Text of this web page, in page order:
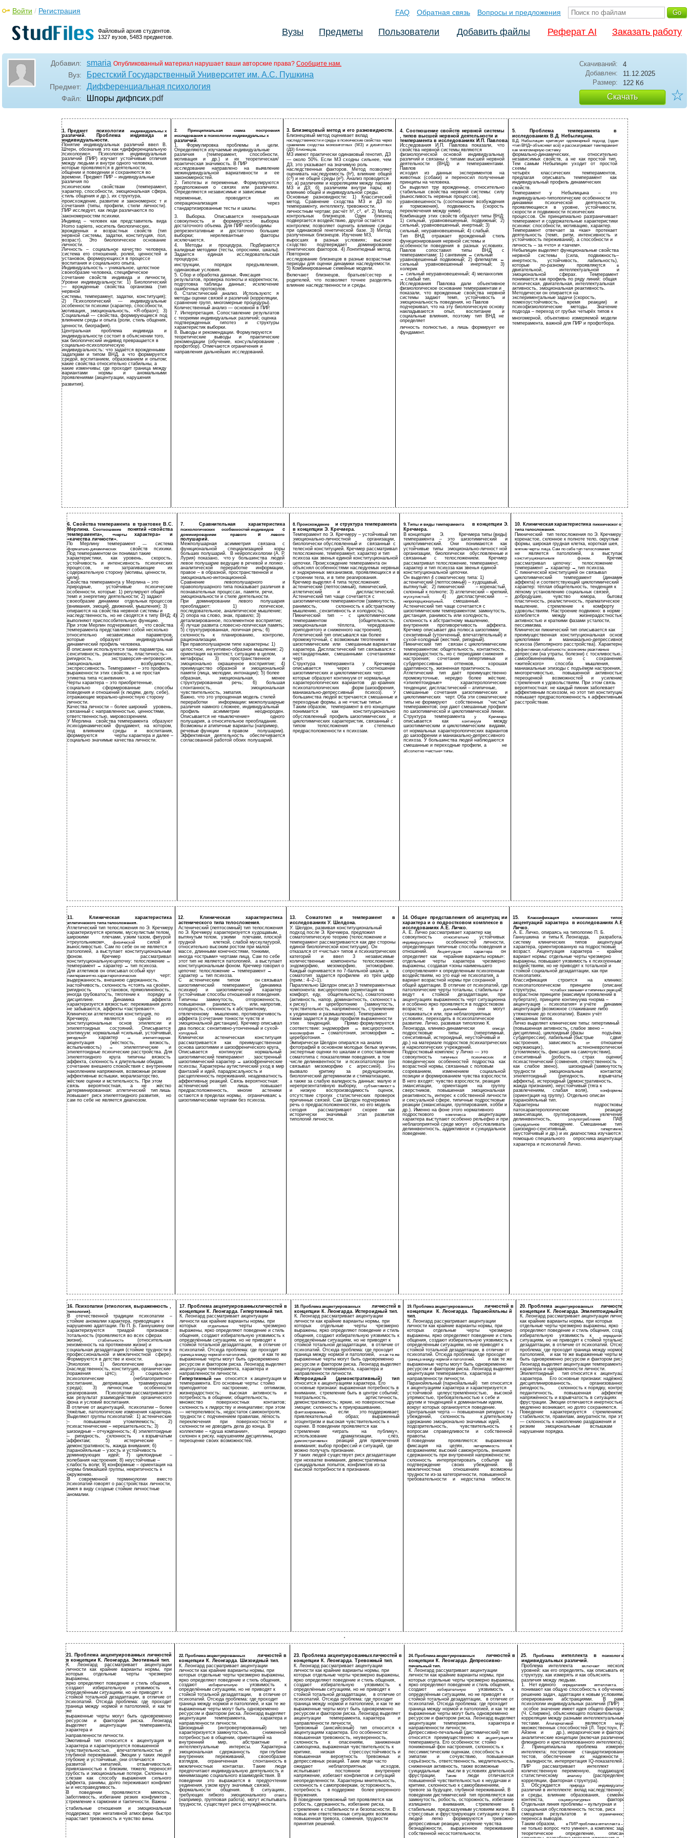
Файловый архив студентов.
1327 вузов, 5483 предметов.
Войти / Регистрация FAQ Обратная связь Вопросы и предложения
Вузы Предметы Пользователи Добавить файлы Реферат AI Заказать работу
Добавил: smaria Опубликованный материал нарушает ваши авторские права? Сообщите нам.
Вуз: Брестский Государственный Университет им. А.С. Пушкина
Предмет: Дифференциальная психология
Файл: Шпоры дифпсих.pdf
Скачиваний:
4
Добавлен:
11.12.2025
Размер:
122 Кб
Скачать ☆
1. Предмет психологии индивидуальны х
различий. Проблема индивида
и
индивидуальности.
Понятие индивидуальных различий ввел В.
Штерн, обозначив это как «дифференциальную
психологию». Психология индивидуальных
различий (ПИР) изучает устойчивые отличия
между людьми и внутри одного человека,
которые проявляются в деятельности,
общении и поведении и сохраняются во
времени. Предмет ПИР – индивидуальные
различия по
психическим свойствам (темперамент,
характер, способности, эмоциональная сфера,
стиль общения и др.), их структура,
происхождение, развитие и закономернос т и
сочетания (типы, профили, стили личности).
ПИР исследует, как люди различаются по
закономерностям психики.
Индивид – человек как представитель вида
Homo sapiens, носитель биологических,
врожденных и возрастных свойств (тип
нервной системы, задатки, конституция, пол,
возраст). Это биологическое основание
личности.
Личность – социальное качество человека,
система его отношений, ролей, ценностей и
установок, формирующихся в процессе
воспитания и социального опыта.
Индивидуальность – уникальное, целостное
своеобразие человека, специфическое
сочетание свойств индивида и личности.
Уровни индивидуальности: 1) Биологический
— врожденные свойства организма (тип
нервной
системы, темперамент, задатки, конституция);
2) Психологический — индивидуальные
особенности психики (характер, способности,
мотивация, эмоциональность, «Я-образ»); 3)
Социальный — свойства, формирующиеся под
влиянием среды и опыта (роли, стиль общения,
ценности, биография).
Центральная проблема индивида и
индивидуальности состоит в объяснении того,
как биологический индивид превращается в
социально-психологическую
индивидуальность: что задаётся врожденными
задатками и типом ВНД, а что формируется
средой, воспитанием, образованием и опытом;
какие свойства относительно стабильны, а
какие изменчивы; где проходит граница между
вариантами нормы и аномальными
проявлениями (акцентуации, нарушения
развития).
2. Принципиальная схема построения
исследования в психологии индивидуальны х
различий.
1. Формулировка проблемы и цели.
Определяются изучаемые индивидуальные
различия (темперамент, способности,
мотивация и др.) и их теоретическая/
практическая значимость. В ПИР
исследование направлено на выявление
межиндивидуальной вариативности и ее
закономерностей.
2. Гипотезы и переменные. Формулируются
предположения о связях или различиях.
Определяются независимые и зависимые
переменные, проводится их
операционализация через
стандартизированные тесты и шкалы.
3. Выборка. Описывается генеральная
совокупность и формируется выборка
достаточного объема. Для ПИР необходимы
репрезентативные и достаточно большие
выборки; нерелевантные факторы
исключаются.
4. Методы и процедура. Подбираются
валидные методики (тесты, опросники, шкалы).
Задается единая исследовательская
процедура:
инструкции, порядок предъявления,
одинаковые условия.
5. Сбор и обработка данных. Фиксация
результатов, проверка полноты и корректности,
подготовка таблицы данных; исключение
ошибочных протоколов.
6. Статистический анализ. Используютс я
методы оценки связей и различий (корреляции,
сравнение групп, многомерные процедуры).
Количественный анализ — основной в ПИР.
7. Интерпретация. Сопоставление результатов
с теориями индивидуальных различий; оценка
подтвержденных гипотез и структуры
характеристик выборки.
8. Выводы и рекомендации. Формулируются
теоретические выводы и практические
рекомендации (обучение, консультирование ,
профотбор). Отмечаются ограничения и
направления дальнейших исследований.
3. Близнецовый метод и его разновидности.
Близнецовый метод оценивает вклад
наследственности и среды в психические свойства через
сравнение сходства монозиготных (МЗ) и дизиготных
(ДЗ) близнецов.
МЗ имеют практически одинаковый генотип, ДЗ
— около 50%. Если МЗ сходны сильнее, чем
ДЗ, это указывает на значимую роль
наследственных факторов. Метод позволяет
оценивать наследуемость (h²), влияние общей
(c²) и не общей среды (e²). Анализ проводится
по: а) различиям и корреляциям между парами
МЗ и ДЗ; б) различиям внутри пары; в)
влиянию общей и индивидуальной среды.
Основные разновидности: 1) Классический
метод. Сравнение сходства МЗ и ДЗ по
темпераменту, интеллекту, тревожности,
личностным чертам; расчёт h², c², e². 2) Метод
контрольных близнецов. Один близнец
подвергается воздействию, другой остаётся
контролем; позволяет оценить влияние среды
при одинаковой генетической базе. 3) Метод
разлученных близнецов. Изучение МЗ,
выросших в разных условиях; высокое
сходство подтверждает доминирование
генетических факторов. 4) Лонгитюдный метод.
Повторное
исследование близнецов в разные возрастные
периоды для оценки динамики наследуемости.
5) Комбинированные семейные модели.
Включают близнецов, братьев/сестер и
родителей, что позволяет точнее разделять
влияние наследственности и среды.
4. Соотношение свойств нервной системы
, типов высшей нервной деятельности и
темперамента в исследованиях И.П. Павлова.
Исследования И.П. Павлова показали, что
свойства нервной системы являются
физиологической основой индивидуальных
различий и связаны с типами высшей нервной
деятельности (ВНД) и темпераментами.
Павлов
исходил из данных экспериментов на
животных (собаки) и переносил полученные
принципы на человека.
Он выделил три врожденных, относительно
стабильных свойства нервной системы: силу
(выносливость нервных процессов),
уравновешенность (соотношение возбуждения
и торможения), подвижность (скорость
переключения между ними).
Комбинация этих свойств образует типы ВНД:
1) сильный, уравновешенный, подвижный; 2)
сильный, уравновешенный, инертный; 3)
сильный, неуравновешенный; 4) слабый.
Тип ВНД отражает врожденный стиль
функционирования нервной системы и
особенности поведения в разных условиях.
Павлов сопоставил типы ВНД с
темпераментами: 1) сангвиник ↔ сильный
уравновешенный подвижный; 2) флегматик ↔
сильный уравновешенный инертный; 3)
холерик
↔ сильный неуравновешенный; 4) меланхолик
↔ слабый тип.
Исследования Павлова дали объективное
физиологическое основание темпераментам и
показали, что врожденные свойства нервной
системы задают темп, устойчивость и
эмоциональность поведения, но Павлов
подчеркивал, что на эту биологическую основу
накладываются опыт, воспитание и
социальные влияния, поэтому тип ВНД не
определяет
личность полностью, а лишь формирует ее
фундамент.
5. Проблема темперамента в
исследованиях В.Д. Небылицина.
В.Д. Небылицин критикует одномерный подход (один
«тип ВНД» объясняет всё) и рассматривает темперамент
как многомерную систему
формально-динамических, относительно
независимых свойств, а не как простой тип.
Тем самым Небылицин уходит от простой
схемы
четырёх классических темпераментов,
предлагая описывать темперамент как
индивидуальный профиль динамических
свойств.
Темперамент у Небылицына – это
индивидуально-типологические особенности
динамики психической деятельности,
проявляющиеся в уровне, устойчивости,
скорости и подвижности психических
процессов. Он принципиально разграничивает
темперамент и содержательные характеристики
психики: способности, мотивацию, характер.
Темперамент отвечает за «как» протекает
деятельность (темп, ритм, интенсивность и
устойчивость переживаний), а способности и
личность – за «что» и «зачем».
Небылицин выделяет функциональные свойства
нервной
системы (сила,
подвижность–
инертность,
устойчивость,
лабильность),
которые
по-разному проявляются в
двигательной, интеллектуальной
и
эмоциональной
сферах.
Темперамент
понимается как профиль по ряду линий: общая
психическая, двигательная, интеллектуальная
активность, эмоциональная реактивность.
Методически он опирается на
экспериментальные задачи (скорость,
помехоустойчивость, время реакции) и
психофизиологические методы. Значение
подхода – переход от грубых четырёх типов к
многомерной, объективно измеряемой модели
темперамента, важной для ПИР и профотбора.
6. Свойства темперамента в трактовке В.С. 7. Сравнительная характеристика 8. Происхождение и структура темперамента 9. Типы и виды темперамента в концепции Э. 10. Клиническая характеристика пикническог о
Мерлина. Соотношение понятий «свойства психологических особенностей индивидов с в концепции Э. Кречмера. Кречмера. типа телосложения.
темперамента», «черты характера» и доминированием правого и левого Темперамент по Э. Кречмеру – устойчивый тип В концепции Э. Кречмера типы (виды) Пикнический
тип телосложения по Э. Кречмеру –
«качества личности».
полушарий. эмоционально-личностной организации, темперамента – это шизотимический и
коренастое, склонное к полноте тело, округлые
По
Мерлину темперамент — система Межполушарная асимметрия связана с биологически обусловленный и связанный с циклотимический. Они понимаются как формы, широкая грудная клетка, короткая шея,
формально-динамических свойств психики. функциональной специализацией коры телесной конституцией. Кречмер рассматривал устойчивые типы эмоционально-личност ной мягкие черты лица. Сам по себе тип телосложения
Под темпераментом он понимал такие больших полушарий. В нейропсихологии (А. Р. телосложение, темперамент, характер и тип организации, биологически обусловленные и не является патологией, а
выступает
характеристики,
как уровень, скорость, Лурия) показано, что у большинства людей психоза как звенья единой конституциональной связанные с телосложением. Кречмер конституциональным фоном.
Кречмер
устойчивость
и интенсивность психических левое полушарие ведущие в речевой и логико - цепочки. Происхождение темперамента он рассматривал телосложение, темперамент, рассматривал цепочку: телосложение
процессов, не затрагивающие их аналитической переработке информации, объяснял особенностями наследуемых нервных характер и тип психоза как звенья единой
темперамент → характер → тип психоза.
содержательную сторону (мотивы, ценности,
правое – в образной, пространственной и и эндокринных механизмов, проявляющихся и в конституциональной цепочки.
С пикнической конституцией он связывал
цели).
эмоционально-интонационной. строении тела, и в типе реагирования. Он выделял 4 соматических типа: 1) циклотимический темперамент
(динамика
Свойства темперамента у Мерлина – это
Сравнение левополушарного и Кречмер выделял 4 типа телосложения: астенический (лептосомный) – худощавый,
аффекта) и соответствующий циклотимический
природные,
устойчивые психические правополушарного типа показывает различия в астенический (лептосомный), пикнический, вытянутый; 2) пикнический – коренастый,
характер: тёплая общительность, тенденция к
особенности, которые: 1) регулируют общий
познавательных процессах, памяти, речи, атлетический и диспластический. склонный к полноте; 3) атлетический – крепкий,
лёгкому установлению социальных связей,
темп и энергетику деятельности; 2) задают
эмоциональности и стиле деятельности. Астенический тип чаще сочетается с мускулистый; 4) диспластический – добродушие, чувство юмора,
бытовая
своеобразие
динамики отдельных процессов При доминировании левого полушария шизотимическим темпераментом (замкнутость, непропорциональный, смешанный.
пластичность, реалистичность, прагматическое
(внимания, эмоций, движений, мышления); 3)
преобладают: 1) логическое, ранимость, склонность к абстрактному Астенический тип чаще сочетается с мышление, стремление к комфорту
опираются на свойства нервной системы и
последовательное, аналитическое мышление; мышлению, сензитивность и холодность). шизотимическим темпераментом: замкнутость,
удовольствиям. Настроение подвижно: в норме
наследственность, но не сводятся к типу ВНД; 4)
2) опора на слово, знак, правило; 3) Пикнический тип – с циклотимическим дистанция, ранимость или холодность, колеблется между
жизнерадостностью,
выполняют приспособительную функцию.
детализированное, поэлементное восприятие; темпераментом (общительность, склонность к абстрактному мышлению,
активностью и краткими фазами усталости,
При этом Мерлин подчеркивает,
что свойства 4) лучше развита словесно-логическая память; эмоциональная тёплота, чередование внутренняя противоречивость аффекта.
пессимизма.
темперамента представляют собой несколько
5) структурированная, логичная речь; 6) приподнятого и сниженного настроения). Кречмер описывает два полюса шизотимии:
Клинически пикнический тип описывается как
относительно
независимых параметров, склонность к планированию, контролю, Атлетический тип описывался как более сензитивный (утонченный, впечатлительный) и преимущественная конституциональная
основа
которые
образуют индивидуальный рационализации. промежуточный, с возможным тяготением к сухой-холодный (жесткий, ригидный). циклотимии и
маниакально-депрессивного
динамический профиль человека.
При правополушарном типе характерны: 1) шизотимическим или смешанным вариантам Пикнический тип связан с циклотимическим
психоза (биполярного расстройства). Характерна
В описании используются такие параметры, как
целостное, интуитивно-образное мышление; 2) характера. Диспластический тип связывался с темпераментом: общительность, контактность, аффективная лабильность: возможны реактивные
сенситивность, реактивность, пластичность– ориентация на контекст, ситуацию в целом, нестандартными, смешанными сочетаниями жизнерадостность, но с периодами снижения
депрессии (на утраты, болезни) с тоскливостью,
ригидность,
экстраверсия–интроверсия, метафоры; 3) пространственное и черт. настроения; сочетание гипертимных и самообвинениями, но с
сохранением
эмоциональная
возбудимость, эмоционально окрашенное восприятие; 4) Структура темперамента у Кречмера субдепрессивных оттенков, хорошая «житейского» способа мышления,
экспрессивность. Темперамент – это профиль
преимущество образной и эмоциональной описывается через соотношение адаптивность, жизненная практичность.
маниакальные эпизоды с подъёмом настроения,
выраженности этих свойств, а не простая
памяти (лица, мелодии, интонации); 5) более шизотимических и циклотимических черт, Атлетический тип даёт преимущественно многоречивостью, повышенной
активностью,
этикетка типа «сангвиник».
образная, эмоциональная, менее которые образуют континуум от нормальных промежуточные, нередко более жёсткие, переоценкой возможностей и
усилением
Черты характера – это приобретенные,
структурированная речь; 6) большая характерологических вариантов до крайних «эпилептоидные» характерологические
стремления к удовольствиям. При этом связь
социально
сформированные способы спонтанность, эмоциональная психопатологических форм (шизофрения, тенденции; диспластический – атипичные,
вероятностная: не каждый пикник заболевает
поведения и отношений (к людям, делу, себе),
чувствительность, эмпатия. маниакально-депрессивный психоз). У смешанные сочетания шизотимических и
аффективным психозом, но этот тип конституции
отражающие морально-ценностную сторону
Важно, что это упрощенная модель стилей большинства людей встречаются смешанные и циклотимических черт. Оба эти соматические
повышает предрасположенность к аффективным
личности.
переработки информации: межполушарные переходные формы, а не «чистые типы». типы не формируют собственных “чистых”
расстройствам.
Качества личности – более широкий
уровень, различия намного сложнее, индивидуальный Таким образом, темперамент в его концепции
темпераментов; они дают смешанные профили
связанный с направленностью, ценностями,
профиль асимметрии неоднороден. понимается как конституционально
по шизотимической и циклотимической линии.
ответственностью, мировоззрением.
Описывается не «выключение» одного обусловленный профиль шизотимических и Структура темперамента у Кречмера
У Мерлина свойства темперамента образуют полушария, а относительное преобладание. циклотимических характеристик, связанный с описывается как континуум
между
психодинамический
фундамент, на котором, Возможны и атипичные варианты (например, типом телосложения и степенью шизотимическим и циклотимическим
видами,
под
влиянием среды и воспитания, речевые функции в правом полушарии). предрасположенности к психозам.
от нормальных характерологических вариантов
формируются
черты характера и далее – Эффективная деятельность обеспечивается
до шизофрении и маниакально-депрессивного
социально значимые качества личности.
согласованной работой обоих полушарий.
психоза. У большинства людей наблюдаются
смешанные и переходные профили, а
не
абсолютно «чистые» типы.
11. Клиническая характеристика 12. Клиническая характеристика 13. Соматотип и темперамент в 14. Общие представления об акцентуац ии 15. Классификация клинических
типов
атлетического типа телосложения.
астенического типа телосложения. исследованиях У. Шелдона. характера и о подростковом комплексе в акцентуаций характера
в исследованиях А.Е.
Атлетический тип телосложения по Э. Кречмеру
Астенический (лептосомный) тип телосложения У. Шелдон, развивая конституциональный исследованиях А.Е. Личко.
Личко.
характеризуется крепким, мускулистым телом,
по Э. Кречмеру характеризуется худощавым, подход после Э. Кречмера, предложил А. Е. Личко рассматривает характер как
А. Е. Личко, опираясь на типологию П. Б.
широкими
плечами, узким тазом, фигурой вытянутым телом, узкими плечами, плоской соматотипическую теорию (телосложение и совокупность относительно устойчивых Ганнушкина и типы К. Леонгарда,
разработал
«треугольником»,
физической силой и грудной клеткой, слабой мускулатурой, темперамент рассматриваются как две стороны индивидуальных особенностей личности, систему клинических типов
акцентуаций
выносливостью. Сам по себе он не является
относительно высоким ростом при малой единой биологической конституции). Он определяющих типичные способы поведения и
характера, ориентированную на подростковый
патологией,
а выступает конституциональным массе, длинными конечностями, тонкими, отказался от «чистых» типов и психиатрических отношений. Акцентуации характера он возраст. Акцентуация характера –
крайний
фоном.
Кречмер рассматривал иногда «острыми» чертами лица. Сам по себе категорий и ввел 3 независимые определяет как «крайние варианты нормы»:
вариант нормы: отдельные черты чрезмерно
конституциональнуюцепочку: телосложение → этот тип не является патологией, а выступает количественные компоненты телосложения: отдельные черты характера чрезмерно
выражены, повышают уязвимость к психогенным
темперамент → характер → тип психоза.
конституциональным фоном. Кречмер говорил о эндоморфию, мезоморфию, эктоморфию. выражены, создавая «зоны наименьшего
воздействиям, но не приводят к тотальной и
Для атлетиков он описывал особый круг
цепочке: телосложение → темперамент → Каждый оценивается по 7-балльной шкале, а сопротивления» к определенным психогенным стойкой социальной дезадаптации, как при
темпераментно-характерологических черт: характер → тип психоза. соматотип задается профилем из трёх цифр воздействиям, но это ещё не психопатия, а
психопатиях.
выдержанность, внешнюю сдержанность,
С астеническим типом он связывал (прим.: 4–2–1). вариант возрастной нормы при сохранной Классификация строится на
клинико -
настойчивость, склонность «стоять на своём», шизотимический темперамент (динамика Параллельно Шелдон описал 3 темпераментных общей адаптации. В отличие от психопатий, где психопатологическом принципе
(описание
ригидность
установок, прямолинейность, психики) и шизотимический характер компонента: висцеротонию (ориентация на патологические черты тотальны, стабильны и структуры, «слабых звеньев» и типичных реакций),
иногда грубоватость, тяготение к порядку и (устойчивые способы отношений и поведения. комфорт, еду, общительность), соматотонию ведут к стойкой дезадаптации, при
возрастном принципе (максимум проявлений в
дисциплине.
Динамика аффекта Типичны замкнутость, отгороженность, (активность, напор, доминантность, склонност ь акцентуациях выраженность черт ситуационна
пубертате), принципе континуума «норма –
характеризуется вязкостью: переживания долго
повышенная ранимость или, напротив, к риску) и церебротонию (замкнутость, и особенно ярко проявляется в подростковом акцентуация – психопатия» и учёте
динамики
не забываются, аффекты «застревают».
холодность, склонность к абстрактному, чувствительность, напряжённость, стремление возрасте; в дальнейшем они могут
акцентуаций (возможное сглаживание либо
Клинически атлетическая конституция, по
отвлеченному мышлению, противоречивость к уединению и размышлению). Темперамент сглаживаться или, при неблагоприятных
утяжеление до психопатии). Важен учёт
Кречмеру,
является одной из аффекта (сочетание тонкости чувств и также задается в виде профиля выраженности условиях, переходить в психопатическое
смешанных типов.
конституциональных
основ эпилепсии и эмоциональной дистанции). Кречмер описывал этих тенденций. Прямо формулируется развитие. Личко, развивая типологию К.
Личко выделяет клинические типы: гипертимный
эпилептоидных
состояний. Описывается два полюса: сензитивно-утонченный и сухой- соответствие: эндоморфия ↔ висцеротония, Леонгарда, клинико-динамически описал
(повышенная активность, слабое звено –
континуум: нормальный «сильный, устойчивый,
холодный. мезоморфия ↔ соматотония, эктоморфия ↔ подростковые типы (гипертимный, дисциплина), циклоидный (фазы подъёма и
ригидный» характер → эпилептоидная Клинически астеническая конституция церебротония. сенситивный, истероидный, неустойчивый и субдепрессии), лабильный (быстрые
сдвиги
акцентуация
(жёсткость, вязкость, рассматривается как преимущественная Эмпирически Шелдон опирался на анализ др.) на материале подростков психиатрических настроения, зависимость от
отношения
вспыльчивость)
→ эпилептические и основа шизотимии и шизофренического круга. фотографий в основном молодых белых мужчин, и наркологических учреждений. окружающих),
астеноневротический
эпилептоидные психические расстройства. Для
Описывается континуум: нормальный экспертные оценки по шкалам и сопоставление Подростковый комплекс у Личко — это
(утомляемость, фиксация на самочувствии),
эпилептоидного
круга типичны вязкость шизотимический темперамент → заостренный соматотипа с показателями поведения, в том совокупность типичных психических и сенситивный (робость, страх
оценки),
аффекта, склонность к длительным обидам,
шизотимический характер → шизофренические числе делинквентности и психопатологии (он поведенческих особенностей подростка как
психастенический (сомнения, ответственность
сочетание внешнего спокойствия с внутренним
психозы. Характерны аутистический уход в мир связывал мезоморфию с агрессией). Это возрастной нормы, связанных с половым как слабое звено),
шизоидный (замкнутость,
накоплением напряжения, возможные резкие
фантазий и идей, парадоксальность и вызвало критику за редукционизм, созреванием, изменением социальной трудности эмоциональных
контактов),
аффективные вспышки, морализаторство,
расщепленность переживаний, неадекватность биологический детерминизм и стигматизацию, позиции и формированием чувства взрослости. эпилептоидный (ригидность,
взрывчатые
жёсткие оценки и мстительность. При этом
аффективных реакций. Связь вероятностная: а также за слабую валидность данных: малую и В него входят: чувство взрослости, реакция
аффекты), истероидный (демонстративность,
связь
вероятностная, а не жёстко астенический тип лишь повышает нерепрезентативную выборку, субъективност ь эмансипации, ориентация на группу
жажда признания), неустойчивый (тяга к
детерминированная:
атлетический тип лишь предрасположенность, многие астеники и низкую воспроизводимость оценок, сверстников, повышенная эмоциональная развлечениям, слабая воля), конформный
повышает риск эпилептоидного развития, но остаются в пределах нормы, ограничиваяс ь отсутствие строгих статистических проверок реактивность, интерес к собственной личности
(ориентация на группу). Отдельно описан
сам по себе не является диагнозом.
шизотимическими чертами без психоза. причинных связей. Сам Шелдон подчеркивал и сексуальной сфере, типичные подростковые
паранойяльный тип.
речь о предрасположенностях, но его модель
реакции (эмансипации, группирования, хобби и Характерны
подростковые
сегодня
рассматривают скорее как др.). Именно на фоне этого нормативного патохарактерологические
реакции:
исторически
значимый этап развития подросткового комплекса акцентуации эмансипации, группирования,
увлечений,
типологий личности.
характера выступают особенно рельефно и при делинквентность, злоупотребление
ПАВ,
неблагоприятной среде могут
обусловливать суицидальное поведение. Смешанные
типы
делинквентность, аддиктивное и суицидальное
(шизоидно-сенситивный, гипертимно -
поведение.
неустойчивый и др.) и их диагностика изучаются с
помощью специального
опросника акцентуаций
характера и психопатий Личко.
16. Психопатии (этиология, выраженность , 17. Проблема акцентуированныхличностей в 18. Проблема акцентуированных личностей в 19. Проблема акцентуированных личностей в 20. Проблема акцентуированных личностей
типология).
концепции К. Леонгарда. Гипертимный тип. концепции К. Леонгарда. Истероидный тип. концепции К. Леонгарда. Паранойяльны й концепции К. Леонгарда. Эпилептоидныйтип.
В
отечественной традиции психопатии – К. Леонгард рассматривает акцентуации К. Леонгард рассматривает акцентуации тип.
К. Леонгард рассматривает акцентуации личности
стойкие аномалии характера, приводящие к
личности как крайние варианты нормы, при личности как крайние варианты нормы, при К. Леонгард рассматривает акцентуации
как крайние варианты нормы, при которых
нарушению адаптации. По П. Б. Ганнушкину они
которых отдельные черты чрезмерно которых отдельные черты чрезмерно личности как крайние варианты нормы, при
отдельные черты чрезмерно выражены, ярко
характеризуются
триадой признаков : выражены, ярко определяют поведение и стиль выражены, ярко определяют поведение и стиль которых отдельные черты чрезмерно
определяют поведение и стиль общения, создают
тотальность (проявляются во всех сферах
общения, создают избирательную уязвимость к общения, создают избирательную уязвимость к выражены, ярко определяют поведение и стиль избирательную уязвимость к определённым
жизни), стабильность (относительная определённым ситуациям, но не приводят к определённым ситуациям, но не приводят к общения, создают избирательную уязвимость к
ситуациям, но не приводят к стойкой тотальной
неизменность на протяжении жизни) и
стойкой тотальной дезадаптации, в отличие от стойкой тотальной дезадаптации, в отличие от определённым ситуациям, но не приводят к
дезадаптации, в отличие от психопатий. Отсюда
социальная дезадаптация (стойкие трудности в
психопатий. Отсюда проблема: где проходит психопатий. Отсюда проблема: где проходит стойкой тотальной дезадаптации, в отличие от
проблема: где проходит граница между нормой и
профессиональной
и межличностной сфере). граница между нормой и патологией, и как те же граница между нормой и патологией, и как те же психопатий. Отсюда проблема: где проходит патологией,
и как те же выраженные черты могут
Формируются в детстве и юности.
выраженные черты могут быть одновременно выраженные черты могут быть одновременно граница между нормой и патологией, и как те же
быть одновременно ресурсом и фактором риска.
Этиология:
1) биологические факторы ресурсом и фактором риска. Леонгард выделяет ресурсом и фактором риска. Леонгард выделяет выраженные черты могут быть одновременно
Леонгард выделяет акцентуации темперамента,
(наследственность, конституция, органические
акцентуации темперамента, характера и акцентуации темперамента, характера и ресурсом и фактором риска. Леонгард выделяет
характера и направленности личности.
поражения
ЦНС); 2) социально - направленности личности. направленности личности. акцентуации темперамента, характера и Эпилептоидный тип относится к
акцентуациям
психологические
(неблагоприятное Гипертимный тип относится к акцентуация м Истероидный (демонстративный) тип направленности личности. характера.
Его основные признаки: надёжность,
воспитание,
депривация, травмирующая темперамента. Его основные черты: стойко относится к акцентуациям характера. Его Паранойяльный (парнойальный) тип относится дисциплинированность,
организованность,
среда);
3) личностные особенности приподнятое настроение, оптимизм, основные признаки: выраженная потребность в к акцентуациям характера и характеризуется ригидность,
склонность к порядку, контролю,
реагирования.
Психопатии рассматриваются жизнерадостность; высокая активность и внимании, стремление быть в центре событий; устойчивой целеустремлённостью, высокой педантичность, повышенная
аффективная
как результат взаимодействия органического потребность в общении; общительность, театральность, артистичность, упрямостью, требовательностью к себе и
напряжённость и взрывчатость в ситуациях
фона и условий воспитания.
множество поверхностных контактов; демонстративность; яркие, но поверхностные другим и тенденцией к доминантным идеям,
фрустрации. Эмоции отличаются инертностью:
В отличие от акцентуаций,
психопатии – более склонность к лидерству и инициативе; при этом эмоции; склонность к приукрашиванию, вокруг которых организуется поведение.
медленно возникают, но долго сохраняются.
тяжёлые, патологические изменения характера.
— нетерпеливость, недостаток самоконтроля, фантазированию, если это поддерживает Центральная черта — повышенная ригиднос т ь Поведение характеризуется стремлением
Выделяют группы психопатий: 1) астенические трудности с подчинением правилам, лёгкость привлекательный образ; выраженный убеждений, склонность к длительному
стабильности, правилам, аккуратности, при этом
–
повышенная утомляемость; 2) переключения при поверхностности и эгоцентризм и высокая чувствительность к удержанию эмоционально значимых идей,
— склонность к накоплению раздражения и
психастенические – нерешительность; 3)
склонности не доводить дела до конца. В оценке. В поведении проявляется как подозрительность, чувствительность к резким эмоциональным вспышкам
шизоидные – отчужденность; 4) эпилептоидные
коллективе – «душа компании», нередко стремление «играть на публику», вопросам справедливости и собственной
нарушении порядка.
–
ригидность, склонность к взрывчатым склонен к риску, нарушениям дисциплины, использование драматизации, слёз,
правоты.
аффектам;
5) истерические – переоценке своих возможностей. демонстративных реакций для привлечения В поведении проявляются:
выраженная
демонстративность, жажда внимания; 6)
внимания; выбор профессий и ситуаций, где фиксация на целях, нетерпимость
к
паранойяльные – узость и устойчивость
можно получать признание.
возражениям; высокий самоконтроль, внешняя
доминирующих
идей; 7) циклоидные – У таких людей существует риск дезадаптации
сдержанность при внутренней напряжённости;
колебания настроения; 8) неустойчивые –
при нехватке внимания, демонстративных склонность интерпретировать события
как
слабость воли; 9) конформные – ориентация на
суицидальных попыток, конфликтов из-за подтверждение своих убеждений.
В
нормы ближайшей группы, некритичность к
высокой потребности в признании. межличностных отношениях
возможны
окружению.
трудности из-за категоричности, повышенной
В
современной терминологии вместо требовательности и недостатка
гибкости.
психопатий говорят о расстройствах личности,
имея в виду сходные стойкие личностные
аномалии.
21. Проблема акцентуированных личностей
в концепции К. Леонгарда. Эмотивный тип.
К. Леонгард рассматривает акцентуации
личности как крайние варианты нормы, при
которых отдельные черты чрезмерно
выражены,
ярко определяют поведение и стиль общения,
создают избирательную уязвимость к
определённым ситуациям, но не приводят к
стойкой тотальной дезадаптации, в отличие от
психопатий. Отсюда проблема: где проходит
граница между нормой и патологией, и как те
же
выраженные черты могут быть одновременно
ресурсом и фактором риска. Леонгард
выделяет акцентуации темперамента,
характера и
направленности личности.
Эмотивный тип относится к акцентуация м
характера и характеризуется повышенной
чувствительностью, впечатлительностью и
глубиной переживаний. Эмоции у таких людей
глубокие и устойчивые, они отличаются
развитой эмпатией, отзывчивостью,
привязанностью к близким, тяжело переносят
грубость и эмоциональные потери. Склонны к
слезам как способу выражения сильного
аффекта, ранимы, долго переживают конфликт
ы и несправедливость.
В поведении проявляются мягкость,
заботливость, избегание резких конфликтов ,
стремление к гармонии и тактичности. Важны
стабильные отношения и эмоциональная
поддержка; при негативной атмосфере быстро
нарастает тревожность и чувство вины.
22. Проблема акцентуированных личностей в 23. Проблема акцентуированныхличностей в 24. Проблема акцентуированных личностей в 25. Проблема интеллекта в психолог ии
концепции К. Леонгарда. Шизоидный тип. концепции К. Леонгарда. Тревожный тип. концепции К. Леонгарда. Депрессивно-
индивидуальных различий.
К. Леонгард рассматривает акцентуации
К. Леонгард рассматривает акцентуации печальный тип. Проблема интеллекта включает
несколько
личности как крайние варианты нормы, при
личности как крайние варианты нормы, при К. Леонгард рассматривает акцентуации
уровней: как его определять, как описывать его
которых отдельные черты чрезмерно выражены,
которых отдельные черты чрезмерно выражены, личности как крайние варианты нормы, при
структуру, как измерять и как объяснять
ярко определяют поведение и стиль общения,
ярко определяют поведение и стиль общения, которых отдельные черты чрезмерно выражены,
различия между людьми.
создают
избирательную уязвимость к создают избирательную уязвимость к ярко определяют поведение и стиль общения, 1. Нет единого определения интеллекта. Его
определённым ситуациям, но не приводят к определённым ситуациям, но не приводят к создают избирательную уязвимость к
понимают как общую способность к обучению,
стойкой тотальной дезадаптации,
в отличие от стойкой тотальной дезадаптации, в отличие от определённым ситуациям, но не приводят к
решению задач, адаптации к новым условиям,
психопатий. Отсюда проблема: где проходит
психопатий. Отсюда проблема: где проходит стойкой тотальной дезадаптации, в отличие от оперированию абстракциями. В
рамках
граница между нормой и патологией, и как те же
граница между нормой и патологией, и как те же психопатий. Отсюда проблема: где проходит
психологии индивидуальных различий (ПИР)
выраженные черты могут быть одновременно
выраженные черты могут быть одновременно граница между нормой и патологией, и как те же
особое значение имеет идея общего фактора g
ресурсом и фактором риска. Леонгард выделяет
ресурсом и фактором риска. Леонгард выделяет выраженные черты могут быть одновременно
(Ч. Спирмен), объясняющего положительные
акцентуации
темперамента, характера и акцентуации темперамента, характера и ресурсом и фактором риска. Леонгард выделяет
корреляции между разными интеллектуальными
направленности личности.
направленности личности. акцентуации темперамента, характера и тестами. Альтернативой являются модели
Шизоидный (интровертированный) тип Тревожный (анксийозный) тип относится к направленности личности.
множественных способностей (Л. Терстоун, Г.
характеризуется замкнутостью,
сниженной акцентуациям характера. Его особенности: Депрессивно-печальный (дистимический) тип Айзенк и
др.), иерархические и факторно -
потребностью в общении, ориентацией на
повышенная тревожность, неуверенность, относится преимущественно к акцентуация м
аналитические концепции (включая различение
внутренний
мир, абстрактные и склонность к опасениям, заниженная темперамента. Его особенности: стойко
флюидного и кристаллизованного интеллекта).
интеллектуальные
интересы. Характерна самооценка, выраженная чувствительность к пониженный фон настроения, склонность к 2. Принципиальна проблема
измерения
эмоциональная
сдержанность при глубине критике, низкая стрессоустойчивость и пессимистическим оценкам, способность к интеллекта: построение
стандартизированных
внутренних
переживаний, своеобразие повышенная вероятность тревожных и эмпатии и сочувствию, повышенная тестов, обеспечение их надежности
взглядов,
ограниченная спонтанность в депрессивных реакций. Такие люди часто серьёзность, ответственность, медлительность,
валидности, интерпретация IQ-показателей.
межличностных
контактах. Такие люди ожидают неблагоприятных исходов, сниженная активность, также возможные ПИР рассматривает интеллект
как
предпочитают индивидуальную деятельность и
испытывают постоянное внутреннее суицидальные мысли в условиях длительной количественную переменную,
поддающуюся
минимизацию социального взаимодействия. В
напряжение, избегают конфликтов и ситуаций фрустрации. Такие люди отличаются статистическому анализу
(распределения,
поведении
это выражается в предпочтении неопределенности. Характерны мнительность, повышенной чувствительностью к неудачам и
корреляции, факторная структура).
уединения, узком кругу значимых связей,
склонность к самопроверкам, осторожность, критике, склонностью к самообвинениям, 3. Обсуждается природа индивидуальных
формальности общения. В ситуациях, потребность в поддержке более уверенного тревоге за будущее, глубиной переживаний. В
различий в интеллекте: вклад наследственности
требующих
гибкого эмоционального ответа окружения. поведении дистимический тип проявляется как и среды, влияние образования,
семейного
(например, групповая работа), могут испытывать
В поведении тревожный тип проявляется как замкнутость, робость, осторожность, избегание контекста, социокультурных
факторов.
трудности, существует риск отчуждённости.
робость, сдержанность, избегание риска, излишнего внимания, стремление к
Отдельная линия проблемы – культурная и
стремление к стабильности и безопасности. В
стабильным, предсказуемым условиям жизни. В
социальная обусловленность тестов, риск
новых или ответственных ситуациях возможны
стрессовых и фрустрирующих ситуациях у таких смещения результатов и ограниченнос т ь
повышенная тревога, сомнения, трудности людей легко формируются тревожно-
переноса выводов.
принятия решений.
депрессивные реакции, усиление чувства Таким образом, в ПИР проблема интеллекта – это
безнадёжности, выраженное переживание
не только вопрос «кто умнее», а комплекс задач:
собственной несостоятельности.
теоретическое определение,
описание